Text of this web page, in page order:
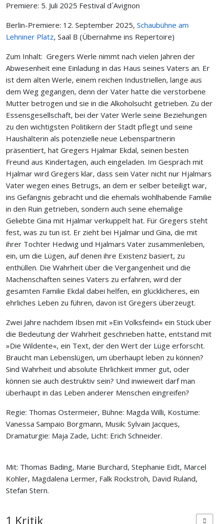
Premiere: 5. Juli 2025 Festival d´Avignon
Berlin-Premiere: 12. September 2025, Schaubühne am
Lehniner Platz, Saal B (Übernahme ins Repertoire)
Zum Inhalt: Gregers Werle nimmt nach vielen Jahren der
Abwesenheit eine Einladung in das Haus seines Vaters an. Er
ist dem alten Werle, einem reichen Industriellen, lange aus
dem Weg gegangen, denn der Vater hatte die verstorbene
Mutter betrogen und sie in die Alkoholsucht getrieben. Zu der
Essensgesellschaft, bei der Vater Werle seine Beziehungen
zu den wichtigsten Politikern der Stadt pflegt und seine
Haushälterin als potenzielle neue Lebenspartnerin
präsentiert, hat Gregers Hjalmar Ekdal, seinen besten
Freund aus Kindertagen, auch eingeladen. Im Gespräch mit
Hjalmar wird Gregers klar, dass sein Vater nicht nur Hjalmars
Vater wegen eines Betrugs, an dem er selber beteiligt war,
ins Gefängnis gebracht und die ehemals wohlhabende Familie
in den Ruin getrieben, sondern auch seine ehemalige
Geliebte Gina mit Hjalmar verkuppelt hat. Für Gregers steht
fest, was zu tun ist. Er zieht bei Hjalmar und Gina, die mit
ihrer Tochter Hedwig und Hjalmars Vater zusammenleben,
ein, um die Lügen, auf denen ihre Existenz basiert, zu
enthüllen. Die Wahrheit über die Vergangenheit und die
Machenschaften seines Vaters zu erfahren, wird der
gesamten Familie Ekdal dabei helfen, ein glücklicheres, ein
ehrliches Leben zu führen, davon ist Gregers überzeugt.
Zwei Jahre nachdem Ibsen mit »Ein Volksfeind« ein Stück über
die Bedeutung der Wahrheit geschrieben hatte, entstand mit
»Die Wildente«, ein Text, der den Wert der Lüge erforscht.
Braucht man Lebenslügen, um überhaupt leben zu können?
Sind Wahrheit und absolute Ehrlichkeit immer gut, oder
können sie auch destruktiv sein? Und inwieweit darf man
überhaupt in das Leben anderer Menschen eingreifen?
Regie: Thomas Ostermeier, Bühne: Magda Willi, Kostüme:
Vanessa Sampaio Borgmann, Musik: Sylvain Jacques,
Dramaturgie: Maja Zade, Licht: Erich Schneider.
Mit: Thomas Bading, Marie Burchard, Stephanie Eidt, Marcel
Kohler, Magdalena Lermer, Falk Rockstroh, David Ruland,
Stefan Stern.
1 Kritik